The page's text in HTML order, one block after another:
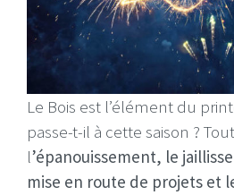
Le Bois est l’élément du
passe-t-il à cette saison ?
l’épanouissement, le
mise en route de projets et